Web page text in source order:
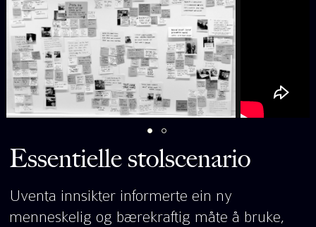
Essentielle stolscenario
Uventa innsikter informerte ein ny
menneskelig og bærekraftig måte å bruke,